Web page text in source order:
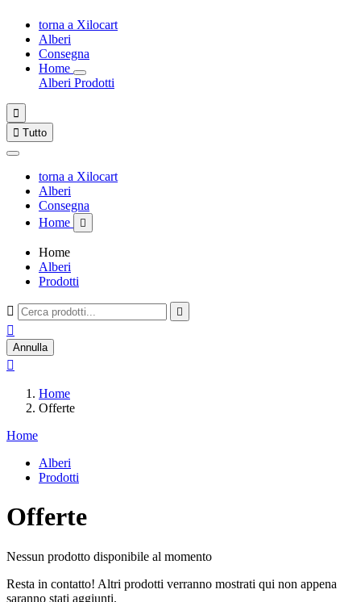
torna a Xilocart
Alberi
Consegna
Home
Alberi Prodotti

 Tutto
torna a Xilocart
Alberi
Consegna
Home

Home
Alberi
Prodotti
 

Annulla

Home
Offerte
Home
Alberi
Prodotti
Offerte
Nessun prodotto disponibile al momento
Resta in contatto! Altri prodotti verranno mostrati qui non appena
saranno stati aggiunti.